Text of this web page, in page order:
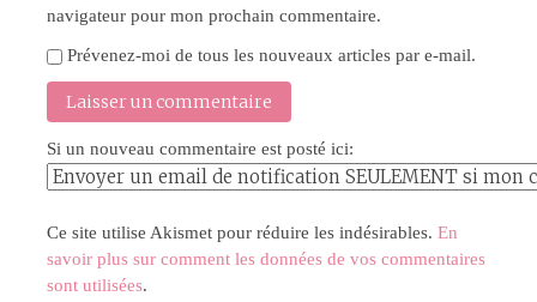
navigateur pour mon prochain commentaire.
Prévenez-moi de tous les nouveaux articles par e-mail.
Si un nouveau commentaire est posté ici:
Ce site utilise Akismet pour réduire les indésirables. En
savoir plus sur comment les données de vos commentaires
sont utilisées.